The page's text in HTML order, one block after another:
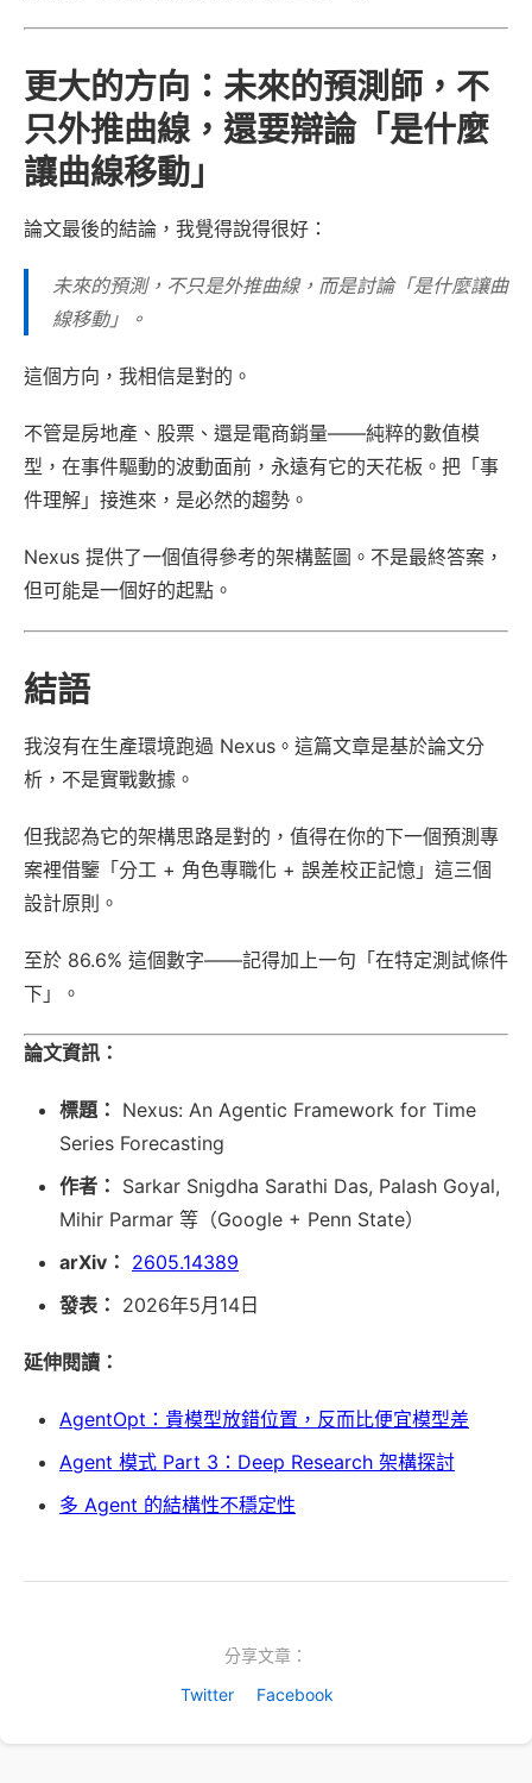
更大的方向：未來的預測師，不
只外推曲線，還要辯論「是什麼
讓曲線移動」
論文最後的結論，我覺得說得很好：
未來的預測，不只是外推曲線，而是討論「是什麼讓曲
線移動」。
這個方向，我相信是對的。
不管是房地產、股票、還是電商銷量——純粹的數值模
型，在事件驅動的波動面前，永遠有它的天花板。把「事
件理解」接進來，是必然的趨勢。
Nexus 提供了一個值得參考的架構藍圖。不是最終答案，
但可能是一個好的起點。
結語
我沒有在生產環境跑過 Nexus。這篇文章是基於論文分
析，不是實戰數據。
但我認為它的架構思路是對的，值得在你的下一個預測專
案裡借鑒「分工 + 角色專職化 + 誤差校正記憶」這三個
設計原則。
至於 86.6% 這個數字——記得加上一句「在特定測試條件
下」。
論文資訊：
標題： Nexus: An Agentic Framework for Time
Series Forecasting
作者： Sarkar Snigdha Sarathi Das, Palash Goyal,
Mihir Parmar 等（Google + Penn State）
arXiv： 2605.14389
發表： 2026年5月14日
延伸閱讀：
AgentOpt：貴模型放錯位置，反而比便宜模型差
Agent 模式 Part 3：Deep Research 架構探討
多 Agent 的結構性不穩定性
分享文章：
Twitter
Facebook